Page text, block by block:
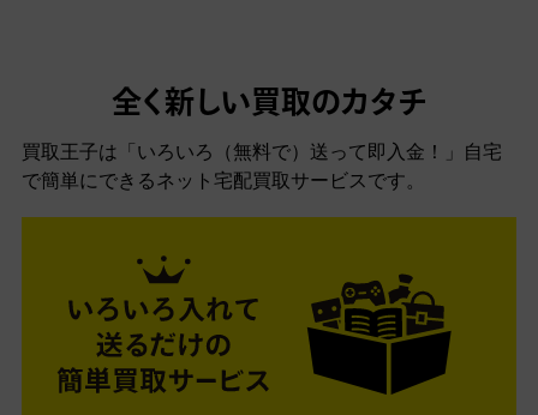
全く新しい買取のカタチ
買取王子は「いろいろ（無料で）送って即入金！」自宅
で簡単にできるネット宅配買取サービスです。